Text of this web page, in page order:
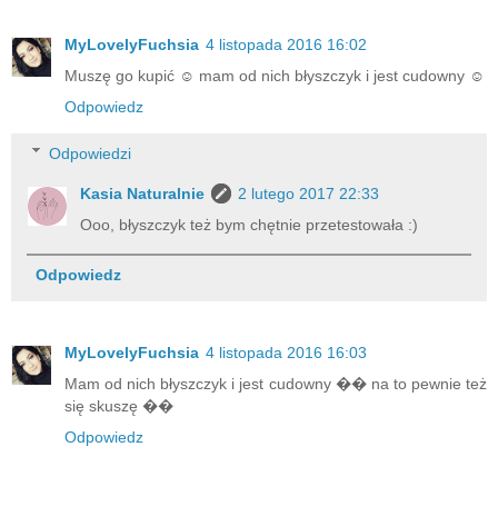
MyLovelyFuchsia 4 listopada 2016 16:02
Muszę go kupić ☺ mam od nich błyszczyk i jest cudowny ☺
Odpowiedz
Odpowiedzi
Kasia Naturalnie
2 lutego 2017 22:33
Ooo, błyszczyk też bym chętnie przetestowała :)
Odpowiedz
MyLovelyFuchsia 4 listopada 2016 16:03
Mam od nich błyszczyk i jest cudowny �� na to pewnie też
się skuszę ��
Odpowiedz